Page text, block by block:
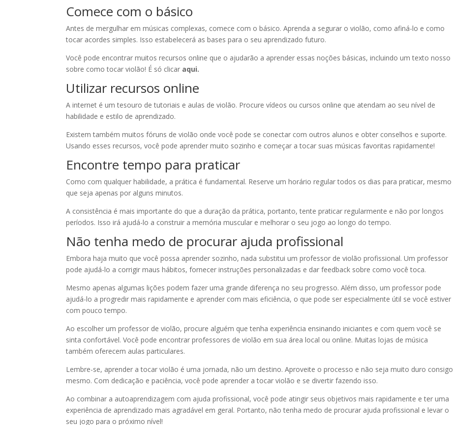
Comece com o básico
Antes de mergulhar em músicas complexas, comece com o básico. Aprenda a segurar o violão, como afiná-lo e como
tocar acordes simples. Isso estabelecerá as bases para o seu aprendizado futuro.
Você pode encontrar muitos recursos online que o ajudarão a aprender essas noções básicas, incluindo um texto nosso
sobre como tocar violão! É só clicar aqui.
Utilizar recursos online
A internet é um tesouro de tutoriais e aulas de violão. Procure vídeos ou cursos online que atendam ao seu nível de
habilidade e estilo de aprendizado.
Existem também muitos fóruns de violão onde você pode se conectar com outros alunos e obter conselhos e suporte.
Usando esses recursos, você pode aprender muito sozinho e começar a tocar suas músicas favoritas rapidamente!
Encontre tempo para praticar
Como com qualquer habilidade, a prática é fundamental. Reserve um horário regular todos os dias para praticar, mesmo
que seja apenas por alguns minutos.
A consistência é mais importante do que a duração da prática, portanto, tente praticar regularmente e não por longos
períodos. Isso irá ajudá-lo a construir a memória muscular e melhorar o seu jogo ao longo do tempo.
Não tenha medo de procurar ajuda profissional
Embora haja muito que você possa aprender sozinho, nada substitui um professor de violão profissional. Um professor
pode ajudá-lo a corrigir maus hábitos, fornecer instruções personalizadas e dar feedback sobre como você toca.
Mesmo apenas algumas lições podem fazer uma grande diferença no seu progresso. Além disso, um professor pode
ajudá-lo a progredir mais rapidamente e aprender com mais eficiência, o que pode ser especialmente útil se você estiver
com pouco tempo.
Ao escolher um professor de violão, procure alguém que tenha experiência ensinando iniciantes e com quem você se
sinta confortável. Você pode encontrar professores de violão em sua área local ou online. Muitas lojas de música
também oferecem aulas particulares.
Lembre-se, aprender a tocar violão é uma jornada, não um destino. Aproveite o processo e não seja muito duro consigo
mesmo. Com dedicação e paciência, você pode aprender a tocar violão e se divertir fazendo isso.
Ao combinar a autoaprendizagem com ajuda profissional, você pode atingir seus objetivos mais rapidamente e ter uma
experiência de aprendizado mais agradável em geral. Portanto, não tenha medo de procurar ajuda profissional e levar o
seu jogo para o próximo nível!